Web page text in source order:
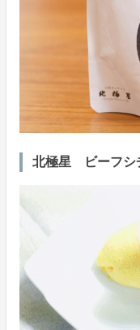
北極星 ビーフシ